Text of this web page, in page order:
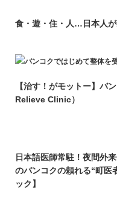
食・遊・住・人…日本人
【治す！がモットー】バ
Relieve Clinic）
日本語医師常駐！夜間外
のバンコクの頼れる“町医
ック】